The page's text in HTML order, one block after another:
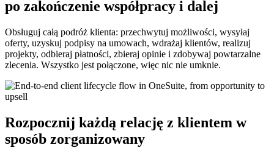
po zakończenie współpracy i dalej
Obsługuj całą podróż klienta: przechwytuj możliwości, wysyłaj
oferty, uzyskuj podpisy na umowach, wdrażaj klientów, realizuj
projekty, odbieraj płatności, zbieraj opinie i zdobywaj powtarzalne
zlecenia. Wszystko jest połączone, więc nic nie umknie.
Rozpocznij każdą relację z klientem w
sposób zorganizowany